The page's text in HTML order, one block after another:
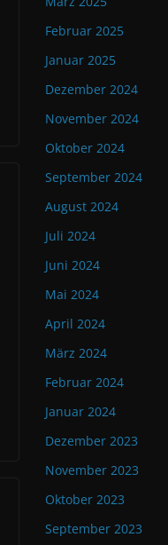
Februar 2025
Januar 2025
Dezember 2024
November 2024
Oktober 2024
September 2024
August 2024
Juli 2024
Juni 2024
Mai 2024
April 2024
März 2024
Februar 2024
Januar 2024
Dezember 2023
November 2023
Oktober 2023
September 2023